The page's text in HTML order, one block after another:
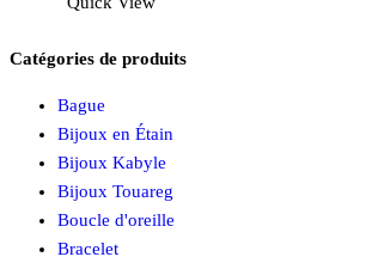
Catégories de produits
Bague
Bijoux en Étain
Bijoux Kabyle
Bijoux Touareg
Boucle d'oreille
Bracelet